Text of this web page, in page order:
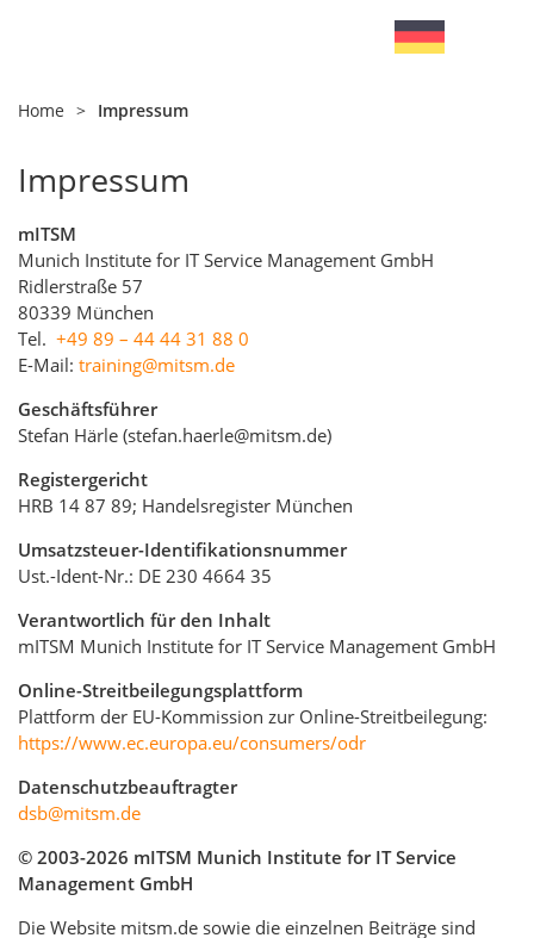
Home > Impressum
Impressum
mITSM
Munich Institute for IT Service Management GmbH
Ridlerstraße 57
80339 München
Tel. +49 89 – 44 44 31 88 0
E-Mail: training@mitsm.de
Geschäftsführer
Stefan Härle (stefan.haerle@mitsm.de)
Registergericht
HRB 14 87 89; Handelsregister München
Umsatzsteuer-Identifikationsnummer
Ust.-Ident-Nr.: DE 230 4664 35
Verantwortlich für den Inhalt
mITSM Munich Institute for IT Service Management GmbH
Online-Streitbeilegungsplattform
Plattform der EU-Kommission zur Online-Streitbeilegung:
https://www.ec.europa.eu/consumers/odr
Datenschutzbeauftragter
dsb@mitsm.de
© 2003-2026 mITSM Munich Institute for IT Service
Management GmbH
Die Website mitsm.de sowie die einzelnen Beiträge sind